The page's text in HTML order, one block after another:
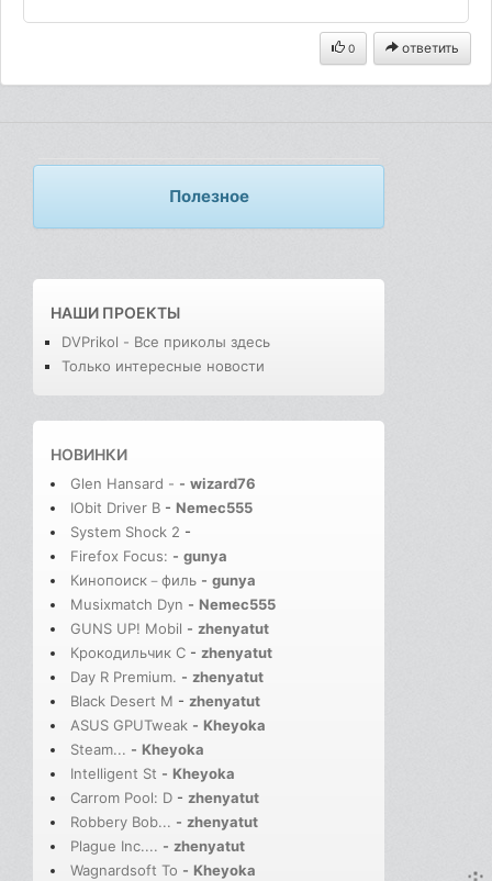
0 ответить
Полезное
НАШИ ПРОЕКТЫ
DVPrikol - Все приколы здесь
Только интересные новости
НОВИНКИ
Glen Hansard - - wizard76
IObit Driver B - Nemec555
System Shock 2 -
Firefox Focus: - gunya
Кинопоиск－филь - gunya
Musixmatch Dyn - Nemec555
GUNS UP! Mobil - zhenyatut
Крокодильчик С - zhenyatut
Day R Premium. - zhenyatut
Black Desert M - zhenyatut
ASUS GPUTweak - Kheyoka
Steam... - Kheyoka
Intelligent St - Kheyoka
Carrom Pool: D - zhenyatut
Robbery Bob... - zhenyatut
Plague Inc.... - zhenyatut
Wagnardsoft To - Kheyoka